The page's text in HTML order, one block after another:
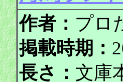
作者： プロ
掲載時期：
長さ： 文庫